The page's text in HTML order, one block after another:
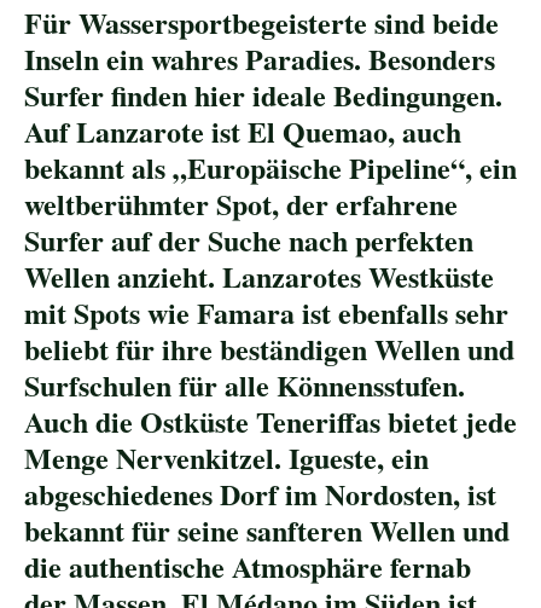
Für Wassersportbegeisterte sind beide
Inseln ein wahres Paradies. Besonders
Surfer finden hier ideale Bedingungen.
Auf Lanzarote ist El Quemao, auch
bekannt als „Europäische Pipeline“, ein
weltberühmter Spot, der erfahrene
Surfer auf der Suche nach perfekten
Wellen anzieht. Lanzarotes Westküste
mit Spots wie Famara ist ebenfalls sehr
beliebt für ihre beständigen Wellen und
Surfschulen für alle Könnensstufen.
Auch die Ostküste Teneriffas bietet jede
Menge Nervenkitzel. Igueste, ein
abgeschiedenes Dorf im Nordosten, ist
bekannt für seine sanfteren Wellen und
die authentische Atmosphäre fernab